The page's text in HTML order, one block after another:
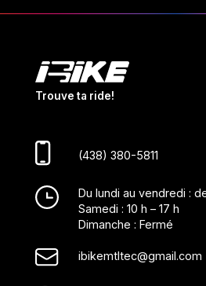
Trouve ta ride!
(438) 380-5811
Du lundi au vendredi :
Samedi : 10 h – 17 h
Dimanche : Fermé
ibikemtltec@gmail.com